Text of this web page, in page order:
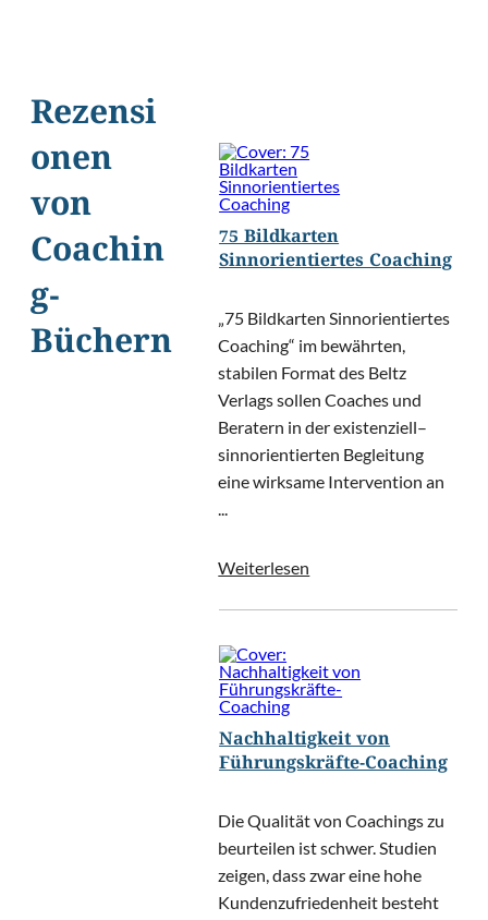
Rezensi
onen
von
Coachin
g-
Büchern
75 Bildkarten
Sinnorientiertes Coaching
„75 Bildkarten Sinnorientiertes
Coaching“ im bewährten,
stabilen Format des Beltz
Verlags sollen Coaches und
Beratern in der existenziell–
sinnorientierten Begleitung
eine wirksame Intervention an
...
Weiterlesen
Nachhaltigkeit von
Führungskräfte-Coaching
Die Qualität von Coachings zu
beurteilen ist schwer. Studien
zeigen, dass zwar eine hohe
Kundenzufriedenheit besteht